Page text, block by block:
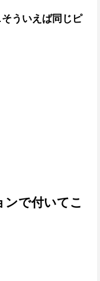
ういえば同じピ
で付いてこ